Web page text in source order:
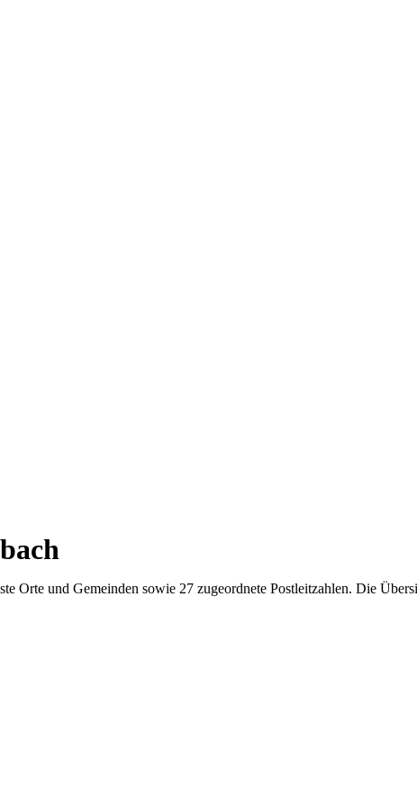
Orte und Gemeinden sowie 27 zugeordnete Postleitzahlen. Die